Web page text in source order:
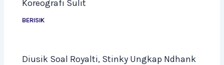
Koreografi Sulit
BERISIK
Diusik Soal Royalti, Stinky Ungkap Ndhank